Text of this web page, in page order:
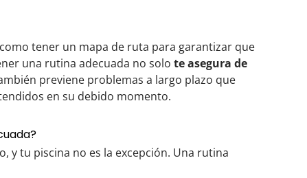
tener un mapa de ruta para garantizar que
una rutina adecuada no solo te asegura de
previene problemas a largo plazo que
en su debido momento.
y tu piscina no es la excepción. Una rutina